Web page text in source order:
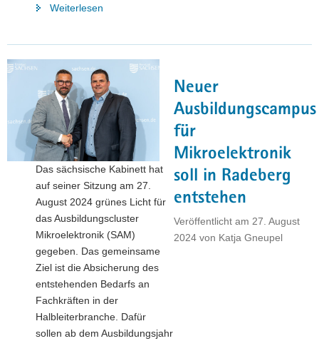
Weiterlesen
Dirk
Panter
Schlüsselunternehmen
für
Sachsens
Luftfahrtindustrie"
Neuer
Ausbildungscampus
für
Mikroelektronik
soll in Radeberg
entstehen
Veröffentlicht am 27. August
2024 von Katja Gneupel
Das sächsische Kabinett hat
auf seiner Sitzung am 27.
August 2024 grünes Licht für
das Ausbildungscluster
Mikroelektronik (SAM)
gegeben. Das gemeinsame
Ziel ist die Absicherung des
entstehenden Bedarfs an
Fachkräften in der
Halbleiterbranche. Dafür
sollen ab dem Ausbildungsjahr